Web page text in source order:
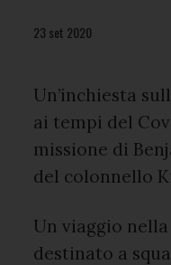
23 set 2020
Un’inchiesta
ai tempi del
missione di
del colonnello
Un viaggio
destinato a